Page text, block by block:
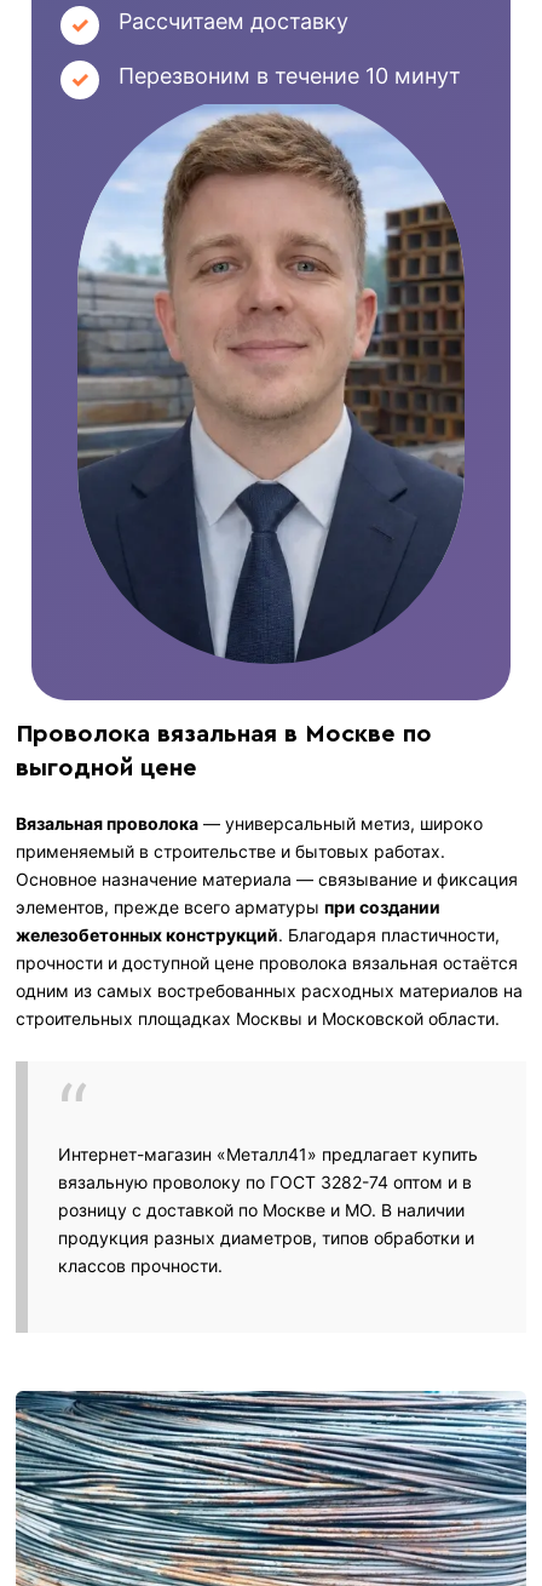
Рассчитаем доставку
Перезвоним в течение 10 минут
Проволока вязальная в Москве по
выгодной цене
Вязальная проволока — универсальный метиз, широко
применяемый в строительстве и бытовых работах.
Основное назначение материала — связывание и фиксация
элементов, прежде всего арматурыпри создании
железобетонных конструкций. Благодаря пластичности,
прочности и доступной цене проволока вязальная остаётся
одним из самых востребованных расходных материалов на
строительных площадках Москвы и Московской области.
Интернет-магазин «Металл41» предлагает купить
вязальную проволоку по ГОСТ 3282-74 оптом и в
розницу с доставкой по Москве и МО. В наличии
продукция разных диаметров, типов обработки и
классов прочности.